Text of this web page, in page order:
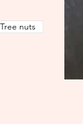
Tree nuts